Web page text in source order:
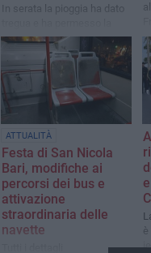
In serata la pioggia ha dato
processione del Santo fino
alla città vecchia
ATTUALITÀ
Festa di San Nicola
Bari, modifiche ai
percorsi dei bus e
attivazione
straordinaria delle
navette